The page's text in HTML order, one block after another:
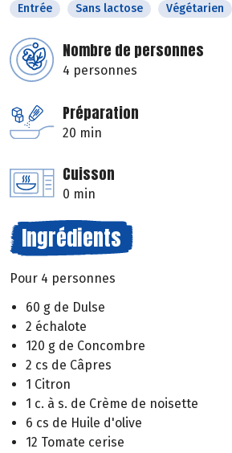
Entrée Sans lactose Végétarien
Nombre de personnes
4 personnes
Préparation
20 min
Cuisson
0 min
Ingrédients
Pour 4 personnes
60 g de Dulse
2 échalote
120 g de Concombre
2 cs de Câpres
1 Citron
1 c. à s. de Crème de noisette
6 cs de Huile d'olive
12 Tomate cerise